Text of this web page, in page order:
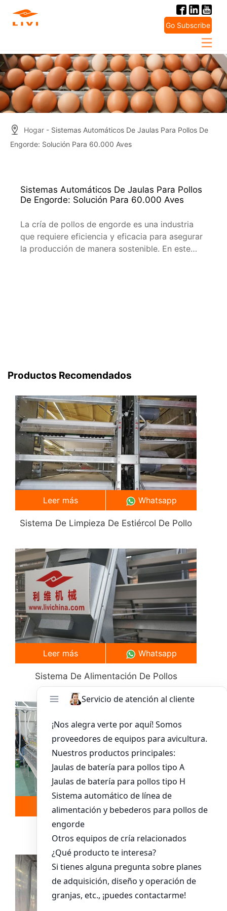
Go Subscribe
Hogar - Sistemas Automáticos De Jaulas Para Pollos De
Engorde: Solución Para 60.000 Aves
Sistemas Automáticos De Jaulas Para Pollos
De Engorde: Solución Para 60.000 Aves
La cría de pollos de engorde es una industria
que requiere eficiencia y eficacia para asegurar
la producción de manera sostenible. En este
Productos Recomendados
Sistema De Limpieza De Estiércol De Pollo
Leer más Whatsapp
Sistema De Alimentación De Pollos
Leer más Whatsapp
Sistema De Jaula Para Pollitos
Leer más Whatsapp